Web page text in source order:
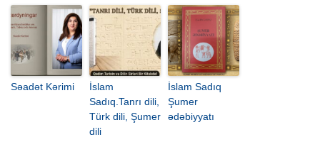
Səadət Kərimi
İslam
Sadıq.Tanrı dili,
Türk dili, Şumer
dili
İslam Sadıq
Şumer
ədəbiyyatı